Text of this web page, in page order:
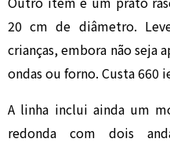
20 cm de diâmetro.
crianças, embora não seja
ondas ou forno. Custa 660
A linha inclui ainda um
redonda com dois